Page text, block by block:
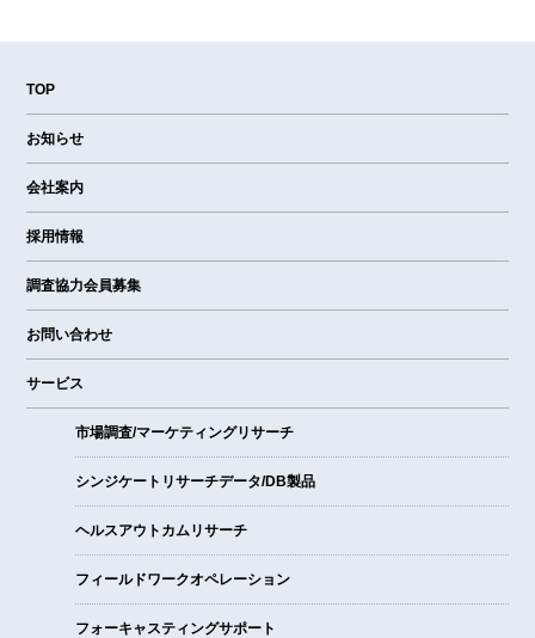
TOP
お知らせ
会社案内
採用情報
調査協力会員募集
お問い合わせ
サービス
市場調査/マーケティングリサーチ
シンジケートリサーチデータ/DB製品
ヘルスアウトカムリサーチ
フィールドワークオペレーション
フォーキャスティングサポート